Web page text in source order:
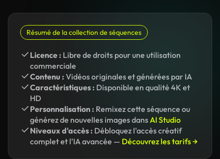
Résumé de la collection de séquences
Licence : Libre de droits pour une utilisation
commerciale
Contenu : Vidéos originales et générées par IA
Caractéristiques : Disponible en qualité 4K et
HD
Personnalisation : Remixez cette séquence ou
générez de nouvelles images dansAI Studio
Niveaux d'accès : Débloquez l'accès créatif
complet et l'IA avancée — Découvrez les tarifs →